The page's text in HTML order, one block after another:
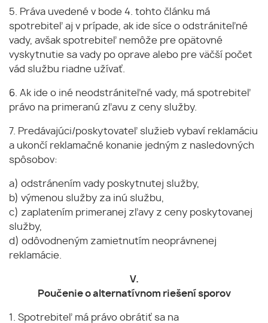
5. Práva uvedené v bode 4. tohto článku má
spotrebiteľ aj v prípade, ak ide síce o odstrániteľné
vady, avšak spotrebiteľ nemôže pre opätovné
vyskytnutie sa vady po oprave alebo pre väčší počet
vád službu riadne užívať.
6. Ak ide o iné neodstrániteľné vady, má spotrebiteľ
právo na primeranú zľavu z ceny služby.
7. Predávajúci/poskytovateľ služieb vybaví reklamáciu
a ukončí reklamačné konanie jedným z nasledovných
spôsobov:
a) odstránením vady poskytnutej služby,
b) výmenou služby za inú službu,
c) zaplatením primeranej zľavy z ceny poskytovanej
služby,
d) odôvodneným zamietnutím neoprávnenej
reklamácie.
V.
Poučenie o alternatívnom riešení sporov
1. Spotrebiteľ má právo obrátiť sa na